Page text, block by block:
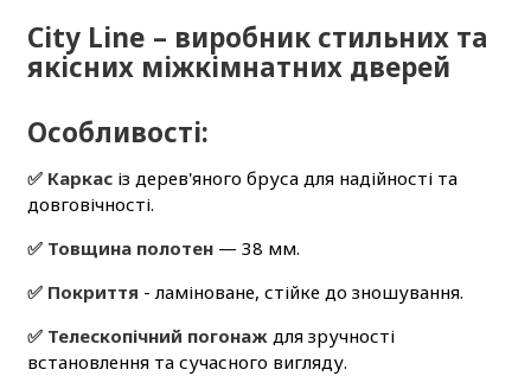
City Line – виробник стильних та
якісних міжкімнатних дверей
Особливості:
✅ Каркасіз дерев'яного бруса для надійності та
довговічності.
✅ Товщина полотен— 38 мм.
✅ Покриття - ламіноване, стійке до зношування.
✅ Телескопічний погонаждля зручності
встановлення та сучасного вигляду.